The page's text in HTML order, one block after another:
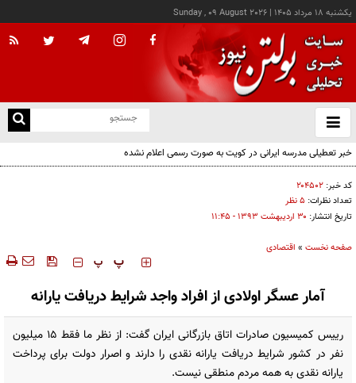
يکشنبه ۱۸ مرداد ۱۴۰۵ |
Sunday , 09 August 2026
باز
و
خبر تعطیلی مدرسه ایرانی در کویت به صورت رسمی اعلام نشده
کد خبر: ۲۰۴۵۰۲
تعداد نظرات: ۵ نظر
تاریخ انتشار: ۳۰ ارديبهشت ۱۳۹۳ - ۱۱:۴۵
صفحه نخست » اقتصادی
‍‍‍ پ پ
آمار عسگر اولادی از افراد واجد شرایط دریافت یارانه
رییس کمیسیون صادرات اتاق بازرگانی ایران گفت: از نظر ما فقط 15 میلیون
نفر در کشور شرایط دریافت یارانه نقدی را دارند و اصرار دولت برای پرداخت
یارانه نقدی به همه مردم منطقی نیست.